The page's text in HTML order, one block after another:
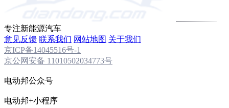
专注新能源汽车
意见反馈 联系我们 网站地图 关于我们
京ICP备14045516号-1
京公网安备 11010502034773号
电动邦公众号
电动邦+小程序